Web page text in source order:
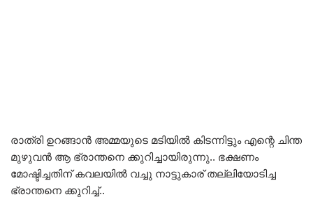
രാത്രി ഉറങ്ങാൻ അമ്മയുടെ മടിയിൽ കിടന്നിട്ടും എന്റെ ചിന്ത
മുഴുവൻ ആ ഭ്രാന്തനെ ക്കുറിച്ചായിരുന്നു.. ഭക്ഷണം
മോഷ്ടിച്ചതിന് കവലയിൽ വച്ചു നാട്ടുകാര് തല്ലിയോടിച്ച
ഭ്രാന്തനെ ക്കുറിച്ച്..